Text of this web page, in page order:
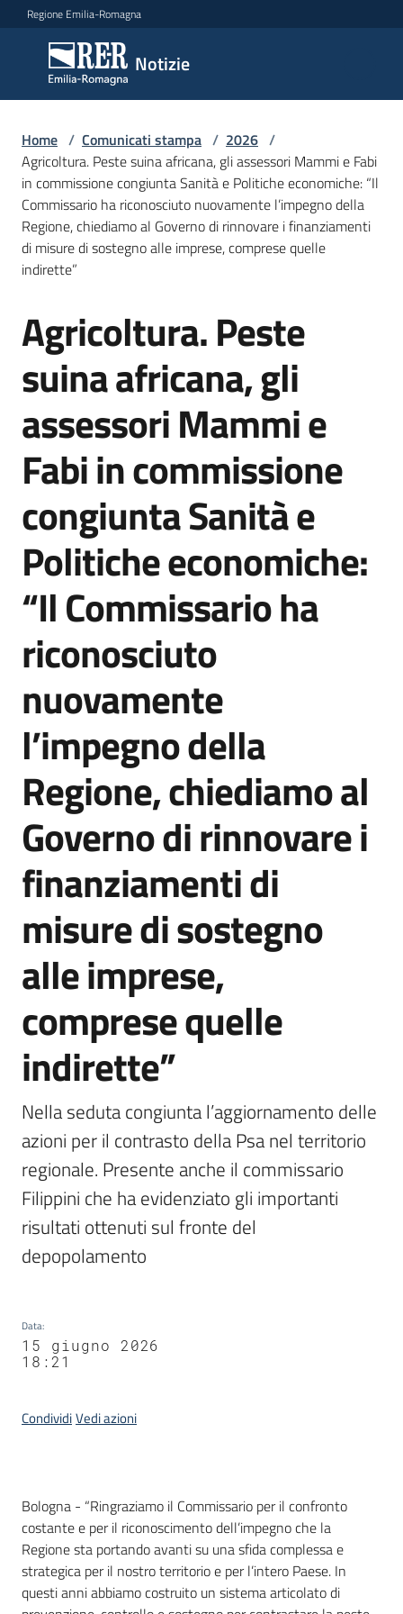
Vai al contenuto
Vai alla navigazione
Vai al footer
Regione Emilia-Romagna
Notizie
Notizie
Comunicati
stampa
Menu selezionato
Cerca
un
comunicato
Agenzia
di
informazione
e
comunicazione
Seguici
su
Home / Comunicati stampa / 2026 /
Agricoltura. Peste suina africana, gli assessori Mammi e Fabi
in commissione congiunta Sanità e Politiche economiche: “Il
Commissario ha riconosciuto nuovamente l’impegno della
Regione, chiediamo al Governo di rinnovare i finanziamenti
di misure di sostegno alle imprese, comprese quelle
indirette”
Salta al contenuto
Agricoltura. Peste
suina africana, gli
assessori Mammi e
Fabi in commissione
congiunta Sanità e
Politiche economiche:
“Il Commissario ha
riconosciuto
nuovamente
l’impegno della
Regione, chiediamo al
Governo di rinnovare i
finanziamenti di
misure di sostegno
alle imprese,
comprese quelle
indirette”
Nella seduta congiunta l’aggiornamento delle
azioni per il contrasto della Psa nel territorio
regionale. Presente anche il commissario
Filippini che ha evidenziato gli importanti
risultati ottenuti sul fronte del
depopolamento
Data:
15 giugno 2026
18:21
CondividiVedi azioni
Contenuto
Bologna - “Ringraziamo il Commissario per il confronto
costante e per il riconoscimento dell’impegno che la
Regione sta portando avanti su una sfida complessa e
strategica per il nostro territorio e per l’intero Paese. In
questi anni abbiamo costruito un sistema articolato di